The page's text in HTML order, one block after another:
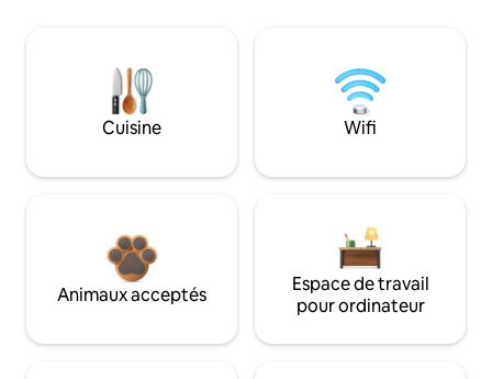
Cuisine Wifi
Animaux acceptés
Espace de travail
pour ordinateur